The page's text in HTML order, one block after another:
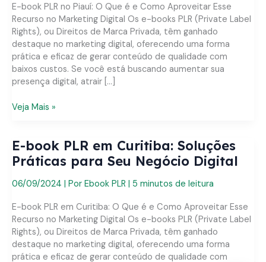
Seu
Negócio
Digital
E-book PLR no Piauí: O Que é e Como Aproveitar Esse
Recurso no Marketing Digital Os e-books PLR (Private Label
Rights), ou Direitos de Marca Privada, têm ganhado
destaque no marketing digital, oferecendo uma forma
prática e eficaz de gerar conteúdo de qualidade com
baixos custos. Se você está buscando aumentar sua
presença digital, atrair […]
E-
no
Piauí:
Soluções
Práticas
Seu
Negócio
Digital
Veja Mais »
E-book PLR em Curitiba: Soluções
Práticas para Seu Negócio Digital
06/09/2024 | Por Ebook PLR 5 minutos de leitura
E-book PLR em Curitiba: O Que é e Como Aproveitar Esse
Recurso no Marketing Digital Os e-books PLR (Private Label
Rights), ou Direitos de Marca Privada, têm ganhado
destaque no marketing digital, oferecendo uma forma
prática e eficaz de gerar conteúdo de qualidade com